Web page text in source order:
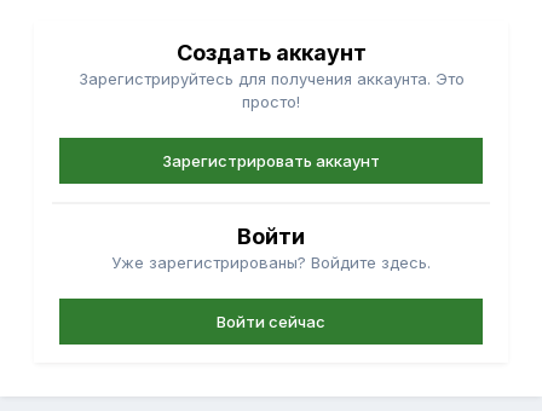
Создать аккаунт
Зарегистрируйтесь для получения аккаунта. Это
просто!
Зарегистрировать аккаунт
Войти
Уже зарегистрированы? Войдите здесь.
Войти сейчас